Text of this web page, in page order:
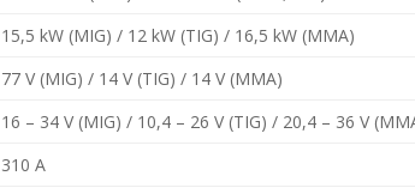
15,5 kW (MIG) / 12 kW (TIG) / 16,5 kW (MMA)
77 V (MIG) / 14 V (TIG) / 14 V (MMA)
16 – 34 V (MIG) / 10,4 – 26 V (TIG) / 20,4 – 36 V
310 A